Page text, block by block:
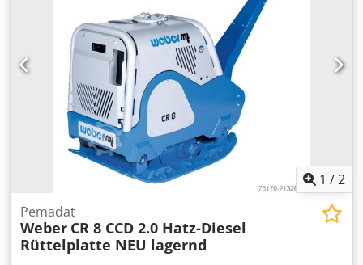
1 /2
Pemadat
Weber CR 8 CCD 2.0 Hatz-Diesel
Rüttelplatte NEU lagernd